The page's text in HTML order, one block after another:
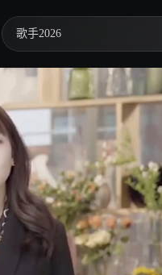
歌手2026
你好，星期六
中餐厅·南洋拾光季
快乐老家
野狗骨头
忙忙碌碌寻宝藏2
我们的宿舍·归心季